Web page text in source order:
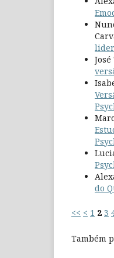
do
<< < 1 2 3
Também